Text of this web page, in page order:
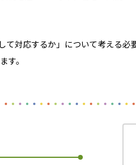
対応するか」について考える
す。